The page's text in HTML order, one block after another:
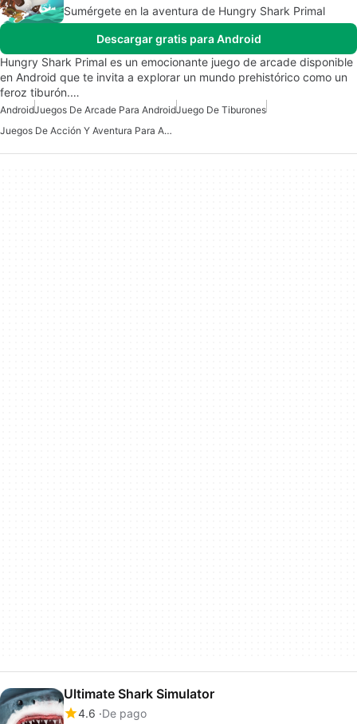
Sumérgete en la aventura de Hungry Shark Primal
Descargar gratis para Android
Hungry Shark Primal es un emocionante juego de arcade disponible
en Android que te invita a explorar un mundo prehistórico como un
feroz tiburón.…
AndroidJuegos De Arcade Para AndroidJuego De Tiburones
Juegos De Acción Y Aventura Para Android
Ultimate Shark Simulator
4.6 De pago